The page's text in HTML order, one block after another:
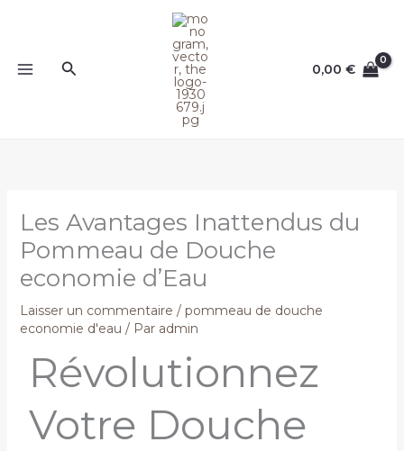
Rechercher 0,00€
Les Avantages Inattendus du
Pommeau de Douche
economie d’Eau
Laisser un commentaire / pommeau de douche
economie d'eau / Par admin
Révolutionnez
Votre Douche